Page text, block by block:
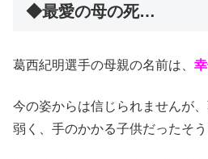
◆最愛の母の死…
葛西紀明選手の母親の名前は、
今の姿からは信じられませんが
弱く、手のかかる子供だったそう